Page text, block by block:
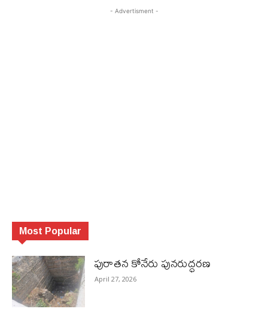
- Advertisment -
Most Popular
పురాత‌న కోనేరు పున‌రుద్ధ‌ర‌ణ
April 27, 2026